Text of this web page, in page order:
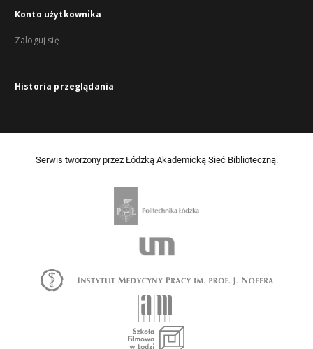
Konto użytkownika
Zaloguj się
Historia przeglądania
Serwis tworzony przez Łódzką Akademicką Sieć Biblioteczną.